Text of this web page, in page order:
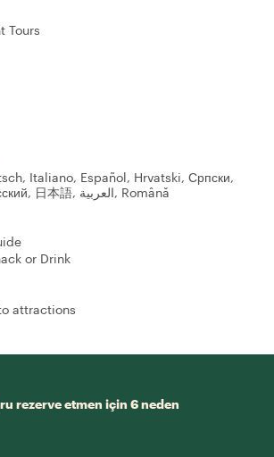
Tours
Italiano, Español, Hrvatski, Српски,
Français, Русский, 日本語, العربية, Română
or Drink
attractions
rezerve etmen için 6 neden